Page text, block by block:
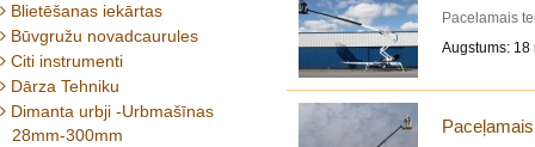
Blietēšanas iekārtas
Būvgružu novadcaurules
Citi instrumenti
Dārza Tehniku
Dimanta urbji -Urbmašīnas
28mm-300mm
Pacelamais
Augstums: 18